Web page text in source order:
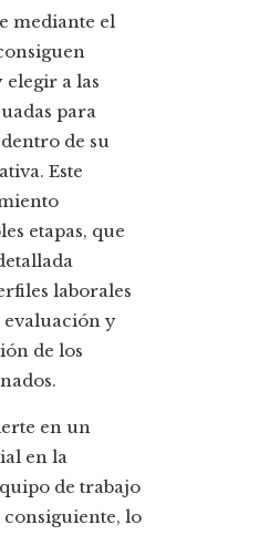
mediante el
a las
para
de su
Este
etapas, que
laborales
evaluación y
de los
en un
en la
de trabajo
lo